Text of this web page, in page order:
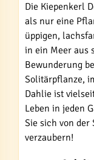
Die Kiepenkerl
als nur eine
üppigen,
in ein Meer aus
Bewunderung
Solitärpflanze,
Dahlie ist
Leben in jeden
Sie sich von der
verzaubern!